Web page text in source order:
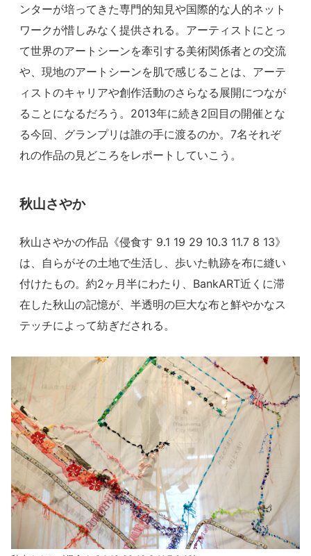
ンターが培ってきた専門的知見や国際的な人的ネット
ワークが惜しみなく提供される。アーティストにとっ
て世界のアートシーンを牽引する美術関係者との交流
や、現地のアートシーンを肌で感じることは、アーテ
ィストのキャリアや創作活動のさらなる展開につなが
ることになるだろう。2013年に続き2回目の開催とな
る今回、グランプリは誰の手に渡るのか。7名それぞ
れの作品の見どころをレポートしていこう。
秋山さやか
秋山さやかの作品《侵食す 9.1 19 29 10.3 11.7 8 13》
は、自らがその土地で生活し、歩いた軌跡を布に縫い
付けたもの。約2ヶ月半にわたり、BankART近くに滞
在した秋山の記憶が、半透明の巨大な布と鮮やかなス
テッチによって紡ぎだされる。